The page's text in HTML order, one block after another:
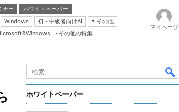
ナー
ホワイトペーパー
Windows 初・中級者向けAI
その他
& Storage
Agile
その他の特集
マイページ
ホワイトペーパー